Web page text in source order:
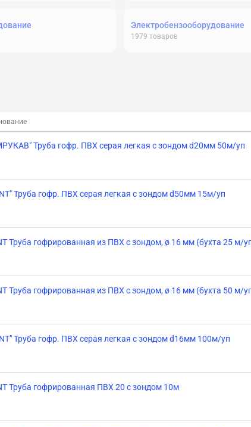
Электробензооборудование
1979 товаров
Труба гофр. ПВХ серая легкая с зондом d20мм 50м/уп
Труба гофр. ПВХ серая легкая с зондом d50мм 15м/уп
Труба гофрированная из ПВХ с зондом, ø 16 мм (бухта 25 м/
Труба гофрированная из ПВХ с зондом, ø 16 мм (бухта 50 м/
Труба гофр. ПВХ серая легкая с зондом d16мм 100м/уп
Труба гофрированная ПВХ 20 с зондом 10м